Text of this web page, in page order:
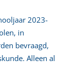
2023-
in
bevraagd,
Alleen al